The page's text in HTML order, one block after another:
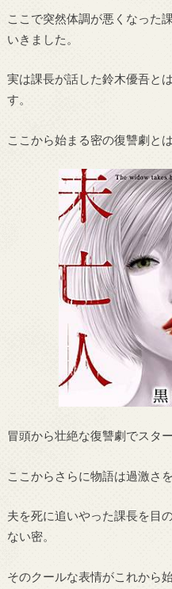
ここで突然体調が悪くなった
いきました。
実は課長が話した鈴木優吾と
す。
ここから始まる密の復讐劇と
冒頭から壮絶な復讐劇でスタ
ここからさらに物語は過激さ
夫を死に追いやった課長を目
ない密。
そのクールな表情がこれから